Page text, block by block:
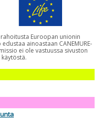
Euroopan unionin
ainoastaan CANEMURE-
ei ole vastuussa sivuston